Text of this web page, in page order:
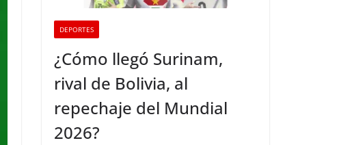
DEPORTES
¿Cómo llegó Surinam,
rival de Bolivia, al
repechaje del Mundial
2026?